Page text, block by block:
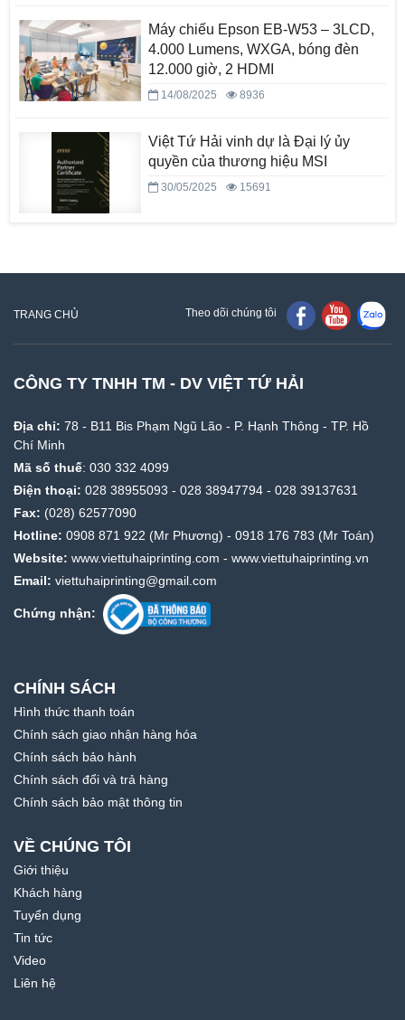
Máy chiếu Epson EB-W53 – 3LCD,
4.000 Lumens, WXGA, bóng đèn
12.000 giờ, 2 HDMI
14/08/2025 8936
Việt Tứ Hải vinh dự là Đại lý ủy
quyền của thương hiệu MSI
30/05/2025 15691
TRANG CHỦ Theo dõi chúng tôi
CÔNG TY TNHH TM - DV VIỆT TỨ HẢI
Địa chỉ: 78 - B11 Bis Phạm Ngũ Lão - P. Hạnh Thông - TP. Hồ
Chí Minh
Mã số thuế: 030 332 4099
Điện thoại: 028 38955093 - 028 38947794 - 028 39137631
Fax: (028) 62577090
Hotline: 0908 871 922 (Mr Phương) - 0918 176 783 (Mr Toán)
Website: www.viettuhaiprinting.com - www.viettuhaiprinting.vn
Email: viettuhaiprinting@gmail.com
Chứng nhận:
CHÍNH SÁCH
Hình thức thanh toán
Chính sách giao nhận hàng hóa
Chính sách bảo hành
Chính sách đổi và trả hàng
Chính sách bảo mật thông tin
VỀ CHÚNG TÔI
Giới thiệu
Khách hàng
Tuyển dụng
Tin tức
Video
Liên hệ